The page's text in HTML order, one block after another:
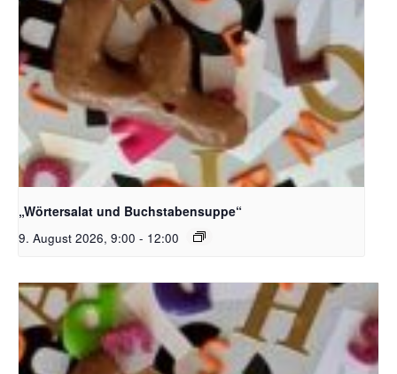
Bildquelle_ Pixabay Free_Christoph Meinersmann
„Wörtersalat und Buchstabensuppe“
9. August 2026, 9:00 - 12:00